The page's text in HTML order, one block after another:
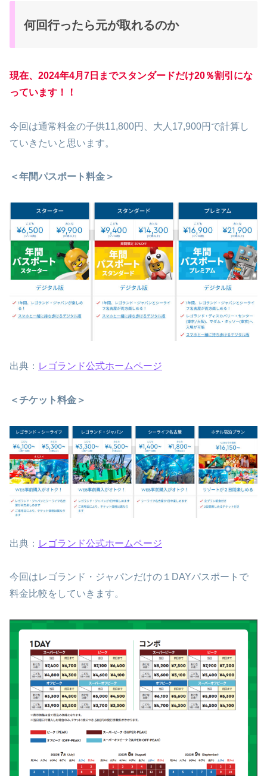
何回行ったら元が取れるのか
現在、2024年4月7日までスタンダードだけ20％割引にな
っています！！
今回は通常料金の子供11,800円、大人17,900円で計算し
ていきたいと思います。
＜年間パスポート料金＞
出典： レゴランド公式ホームページ
＜チケット料金＞
出典： レゴランド公式ホームページ
今回はレゴランド・ジャパンだけの１DAYパスポートで
料金比較をしていきます。